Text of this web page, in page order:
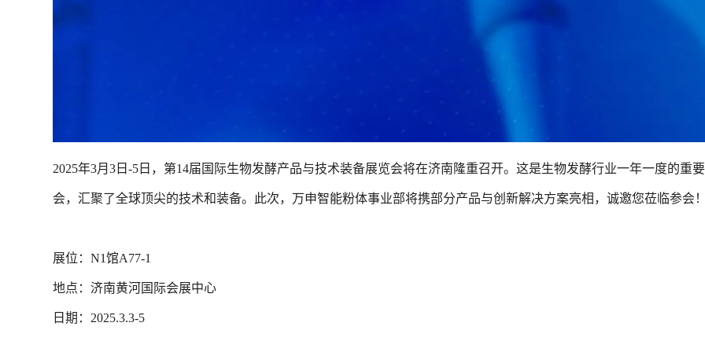
2025年3月3日-5日，第14届国际生物发酵产品与技术装备展览会将在济南隆重召开。这是生物发酵行业一年一度的重
会，汇聚了全球顶尖的技术和装备。此次，万申智能粉体事业部将携部分产品与创新解决方案亮相，诚邀您莅临参会
展位：N1馆A77-1
地点：济南黄河国际会展中心
日期：2025.3.3-5